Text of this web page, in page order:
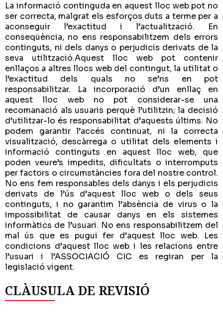
La informació continguda en aquest lloc web pot no
ser correcta, malgrat els esforços duts a terme per a
aconseguir l’exactitud i l’actualització. En
conseqüència, no ens responsabilitzem dels errors
continguts, ni dels danys o perjudicis derivats de la
seva utilització.Aquest lloc web pot contenir
enllaços a altres llocs web del contingut, la utilitat o
l’exactitud dels quals no se’ns en pot
responsabilitzar. La incorporació d’un enllaç en
aquest lloc web no pot considerar-se una
recomanació als usuaris perquè l’utilitzin; la decisió
d’utilitzar-lo és responsabilitat d’aquests últims. No
podem garantir l’accés continuat, ni la correcta
visualització, descàrrega o utilitat dels elements i
informació continguts en aquest lloc web, que
poden veure’s impedits, dificultats o interromputs
per factors o circumstàncies fora del nostre control.
No ens fem responsables dels danys i els perjudicis
derivats de l’ús d’aquest lloc web o dels seus
continguts, i no garantim l’absència de virus o la
impossibilitat de causar danys en els sistemes
informàtics de l’usuari. No ens responsabilitzem del
mal ús que es pugui fer d’aquest lloc web. Les
condicions d’aquest lloc web i les relacions entre
l’usuari i l’ASSOCIACIÓ CIC es regiran per la
legislació vigent.
CLÀUSULA DE REVISIÓ